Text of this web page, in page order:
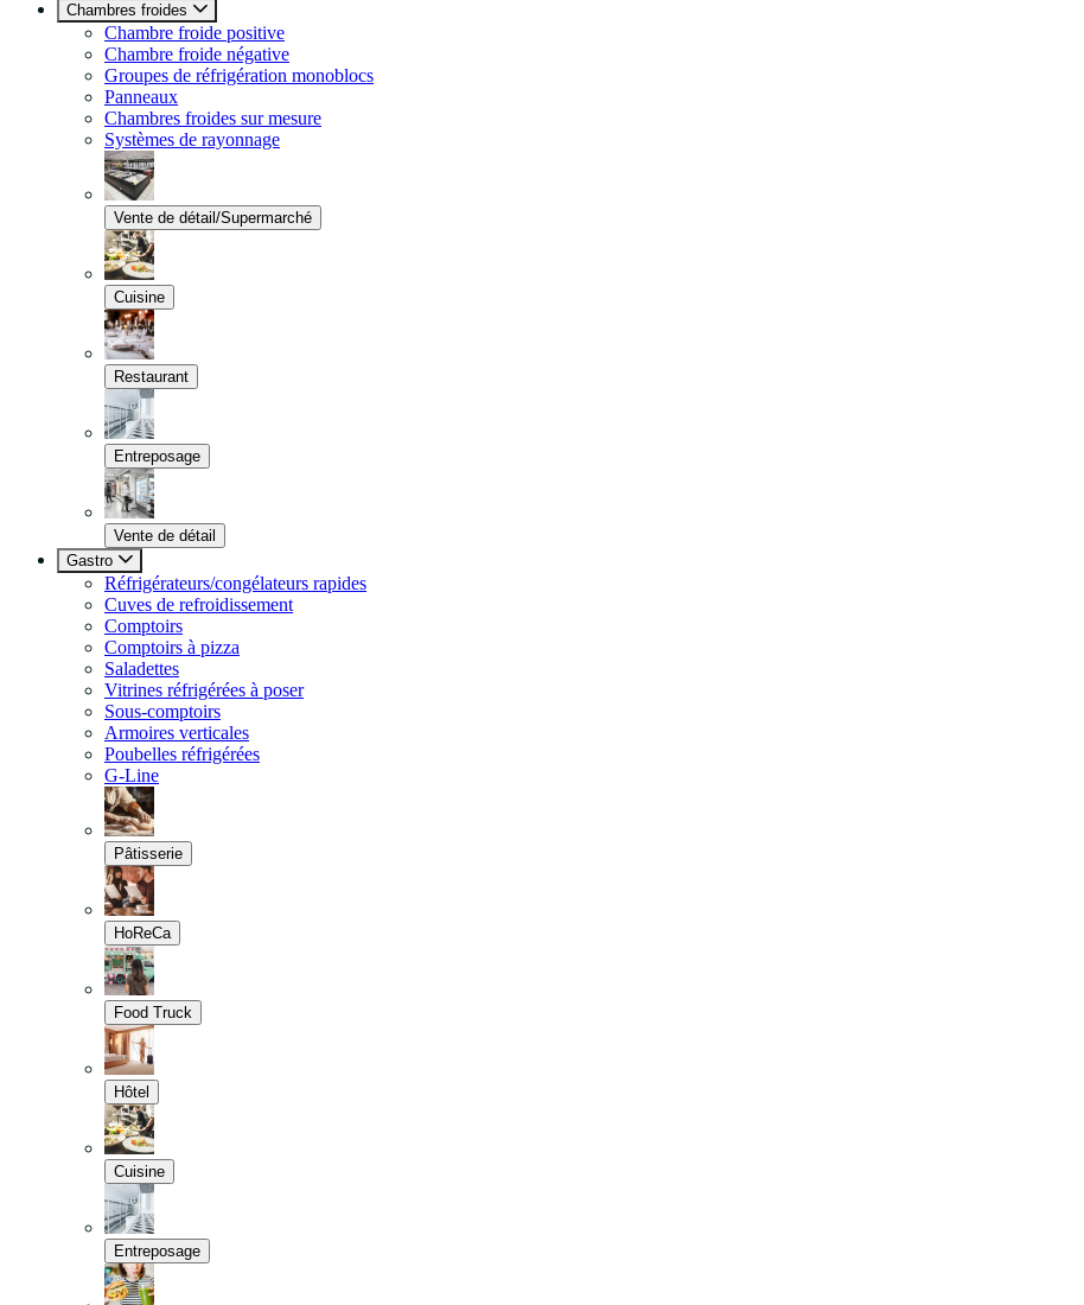
Chambres froides
Chambre froide positive
Chambre froide négative
Groupes de réfrigération monoblocs
Panneaux
Chambres froides sur mesure
Systèmes de rayonnage
Vente de détail/Supermarché
Cuisine
Restaurant
Entreposage
Vente de détail
Gastro
Réfrigérateurs/congélateurs rapides
Cuves de refroidissement
Comptoirs
Comptoirs à pizza
Saladettes
Vitrines réfrigérées à poser
Sous-comptoirs
Armoires verticales
Poubelles réfrigérées
G-Line
Pâtisserie
HoReCa
Food Truck
Hôtel
Cuisine
Entreposage